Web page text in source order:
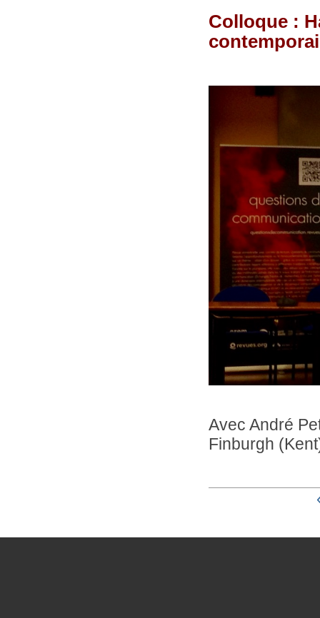
Colloque :
Avec André
Finburgh